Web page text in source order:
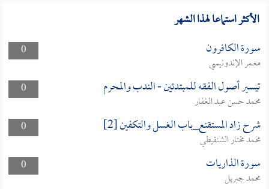
الأكثر استماعا لهذا الشهر
0 سورة الكافرون
معمر الإندونيسي
0
تيسير أصول الفقه للمبتدئين - الندب والمحرم
محمد حسن عبد الغفار
0
شرح زاد المستقنع_باب الغسل والتكفين [2]
محمد مختار الشنقيطي
0
سورة الذاريات
محمد جبريل